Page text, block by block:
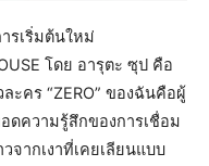
รเริ่มต้นใหม่
โดย อารุตะ ซุป คือ
ะคร “ZERO” ของฉันคือผู้
ดความรู้สึกของการเชื่อม
จากเงาที่เคยเลียนแบบ